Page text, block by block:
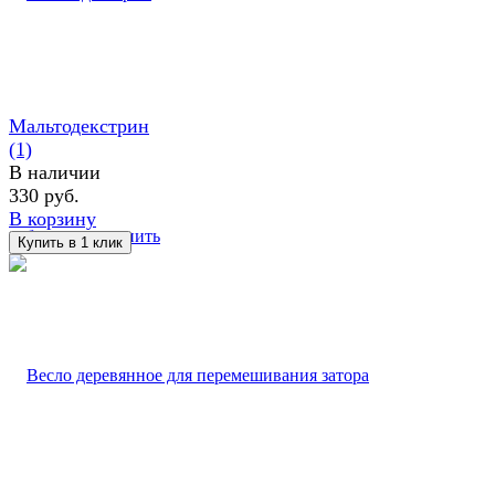
избранное сравнить
Мальтодекстрин
(1)
В наличии
330 руб.
В корзину